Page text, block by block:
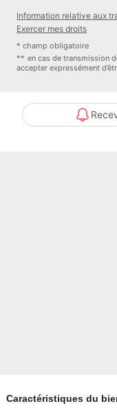
Une belle opportunité
Pour tout
Honoraires à la charge
Information relative aux
Exercer mes droits
* champ obligatoire
** en cas de transmission
accepter expressément
Caractéristiques du